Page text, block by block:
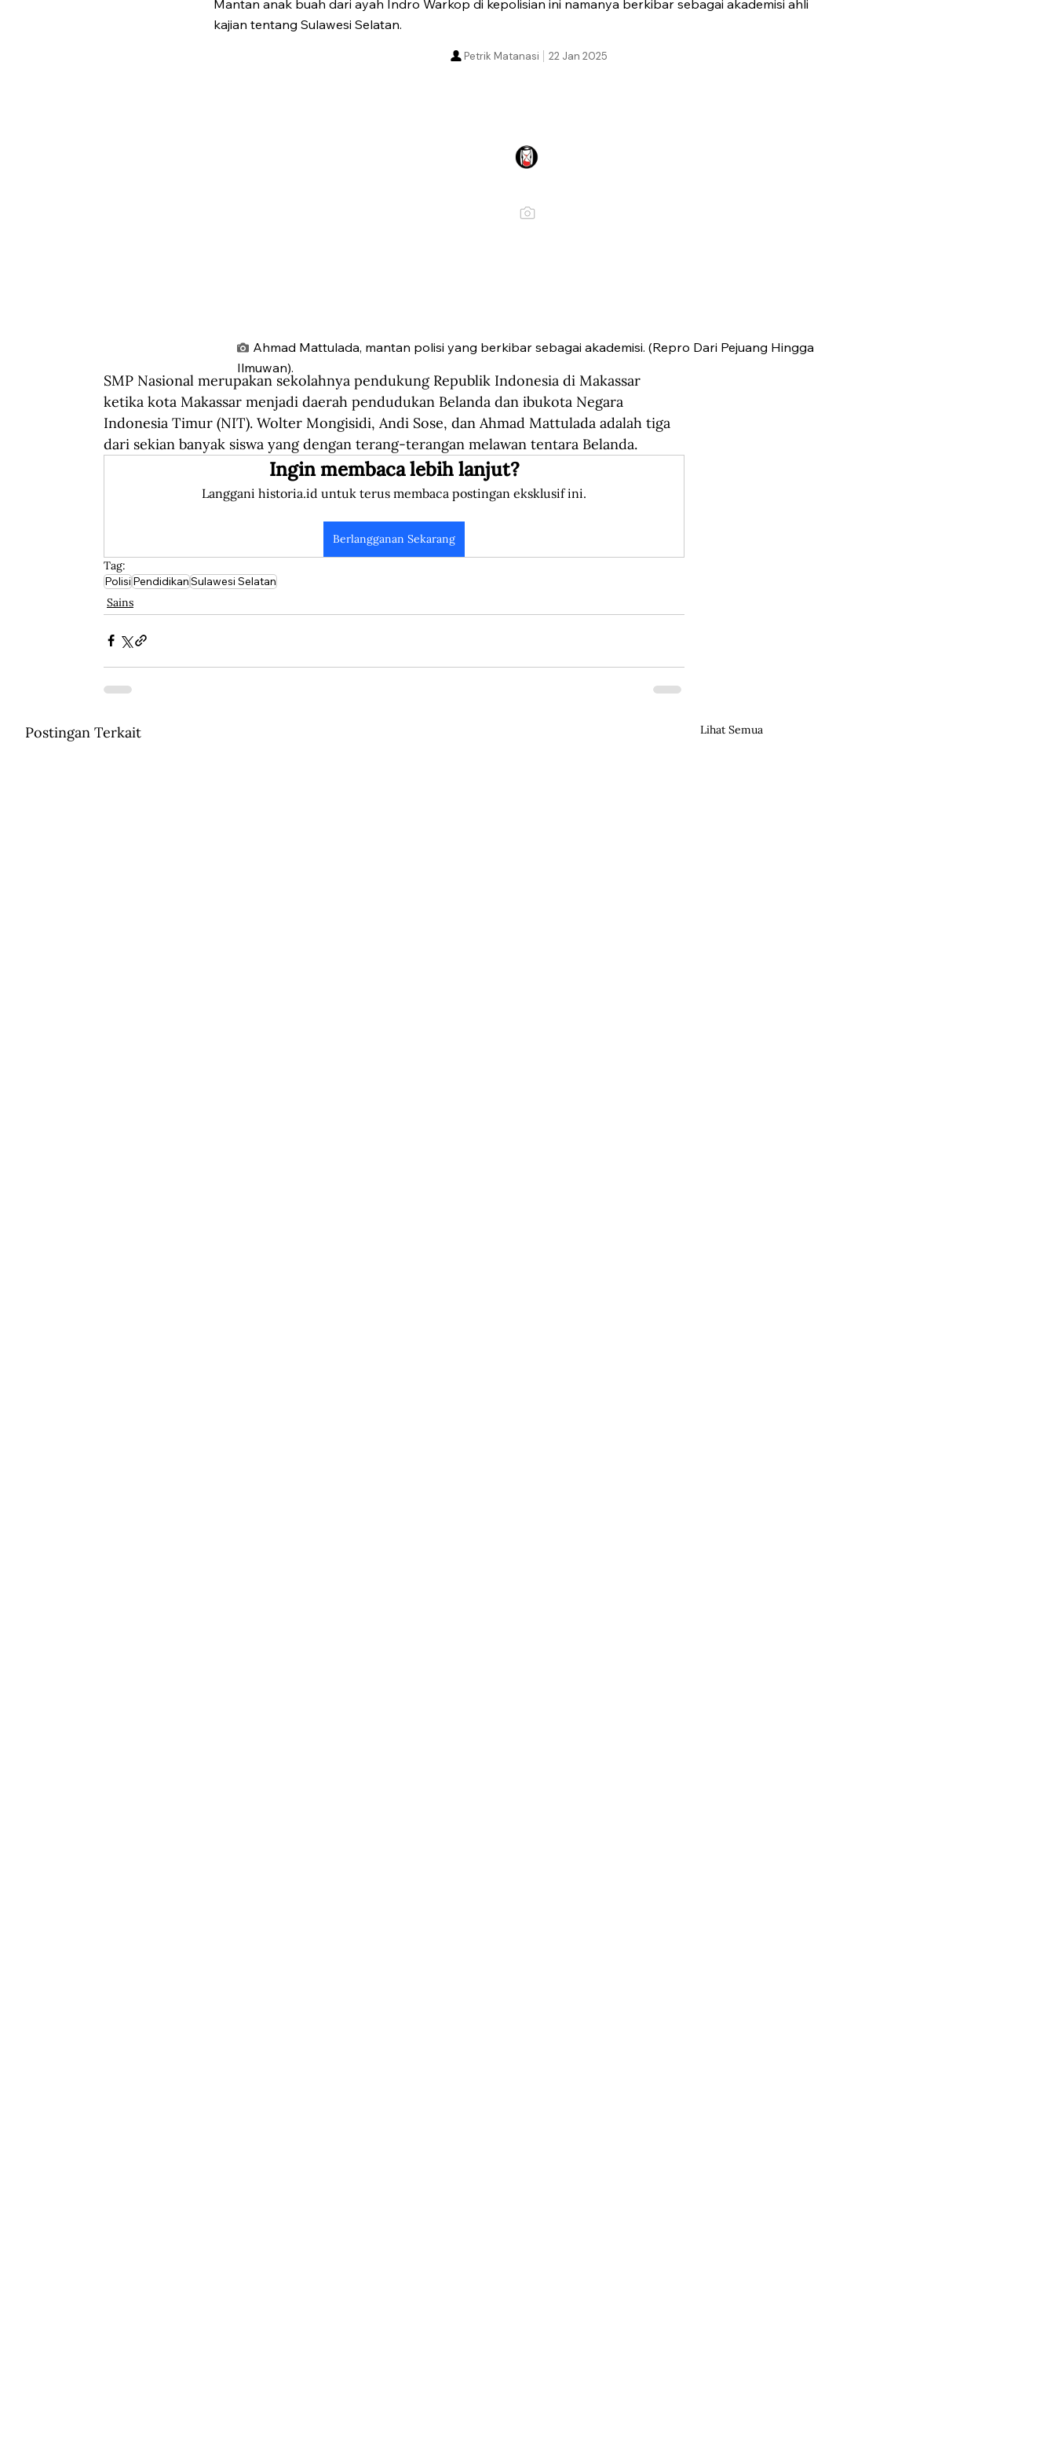
Mantan anak buah dari ayah Indro Warkop di kepolisian ini namanya berkibar sebagai akademisi ahli
kajian tentang Sulawesi Selatan.
22 Jan 2025
Petrik Matanasi
Ahmad Mattulada, mantan polisi yang berkibar sebagai akademisi. (Repro Dari Pejuang Hingga
Ilmuwan).
SMP Nasional merupakan sekolahnya pendukung Republik Indonesia di Makassar
ketika kota Makassar menjadi daerah pendudukan Belanda dan ibukota Negara
Indonesia Timur (NIT). Wolter Mongisidi, Andi Sose, dan Ahmad Mattulada adalah tiga
dari sekian banyak siswa yang dengan terang-terangan melawan tentara Belanda.
Ingin membaca lebih lanjut?
Langgani historia.id untuk terus membaca postingan eksklusif ini.
Berlangganan Sekarang
Tag:
PolisiPendidikanSulawesi Selatan
Sains
Postingan Terkait Lihat Semua